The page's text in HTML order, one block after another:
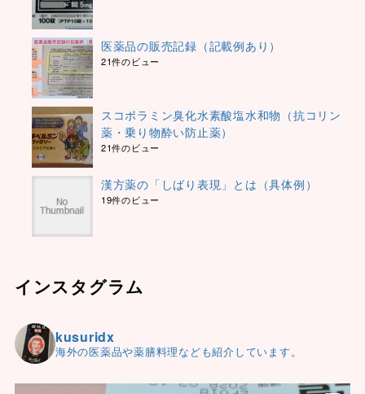
医薬品の販売記録（記載例あり）
21件のビュー
スコポラミン臭化水素酸塩水和物（抗コリン
薬・乗り物酔い防止薬）
21件のビュー
漢方薬の「しばり表現」とは（具体例）
19件のビュー
インスタグラム
kusuridx
海外の医薬品や薬膳料理なども紹介しています。